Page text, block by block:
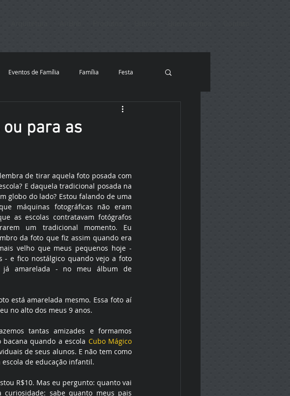
Eventos de Família Família Festa
para as
de tirar aquela foto posada com
E daquela tradicional posada na
globo do lado? Estou falando de uma
máquinas fotográficas não eram
as escolas contratavam fotógrafos
um tradicional momento. Eu
da foto que fiz assim quando era
velho que meus pequenos hoje -
- e fico nostálgico quando vejo a foto
já amarelada - no meu álbum de
está amarelada mesmo. Essa foto aí
no alto dos meus 9 anos.
tantas amizades e formamos
quando a escola Cubo Mágico
de seus alunos. E não tem como
de educação infantil.
R$10. Mas eu pergunto: quanto vai
sabe quanto meus pais